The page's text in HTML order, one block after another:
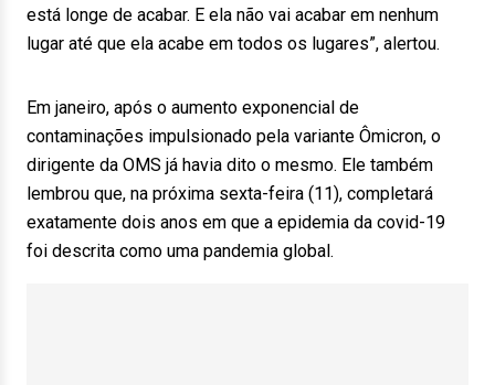
está longe de acabar. E ela não vai acabar em nenhum
lugar até que ela acabe em todos os lugares”, alertou.
Em janeiro, após o aumento exponencial de
contaminações impulsionado pela variante Ômicron, o
dirigente da OMS já havia dito o mesmo. Ele também
lembrou que, na próxima sexta-feira (11), completará
exatamente dois anos em que a epidemia da covid-19
foi descrita como uma pandemia global.